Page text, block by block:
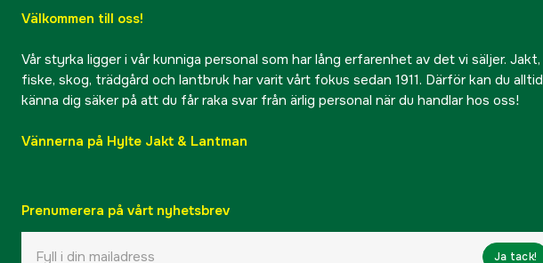
Välkommen till oss!
Vår styrka ligger i vår kunniga personal som har lång erfarenhet av det vi säljer. Jakt,
fiske, skog, trädgård och lantbruk har varit vårt fokus sedan 1911. Därför kan du alltid
känna dig säker på att du får raka svar från ärlig personal när du handlar hos oss!
Vännerna på Hylte Jakt & Lantman
Prenumerera på vårt nyhetsbrev
Ja tack!